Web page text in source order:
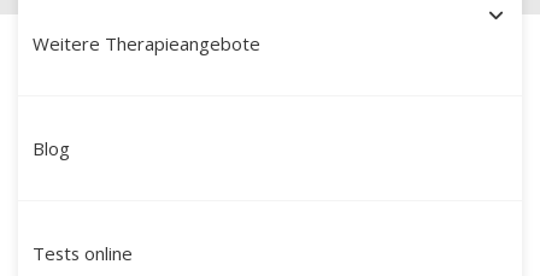
Weitere Therapieangebote
Blog
Tests online